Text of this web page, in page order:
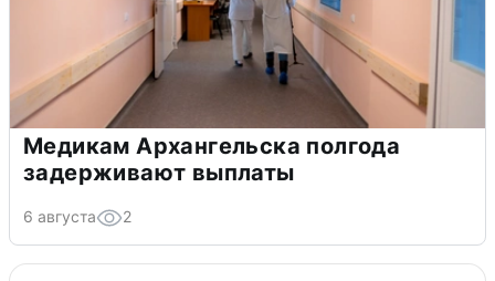
Медикам Архангельска полгода
задерживают выплаты
6 августа 2